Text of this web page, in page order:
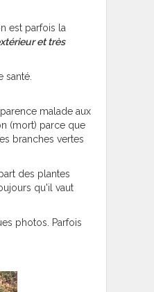
est parfois la
et très
santé.
malade aux
(mort) parce que
branches vertes
des plantes
qu'il vaut
photos. Parfois